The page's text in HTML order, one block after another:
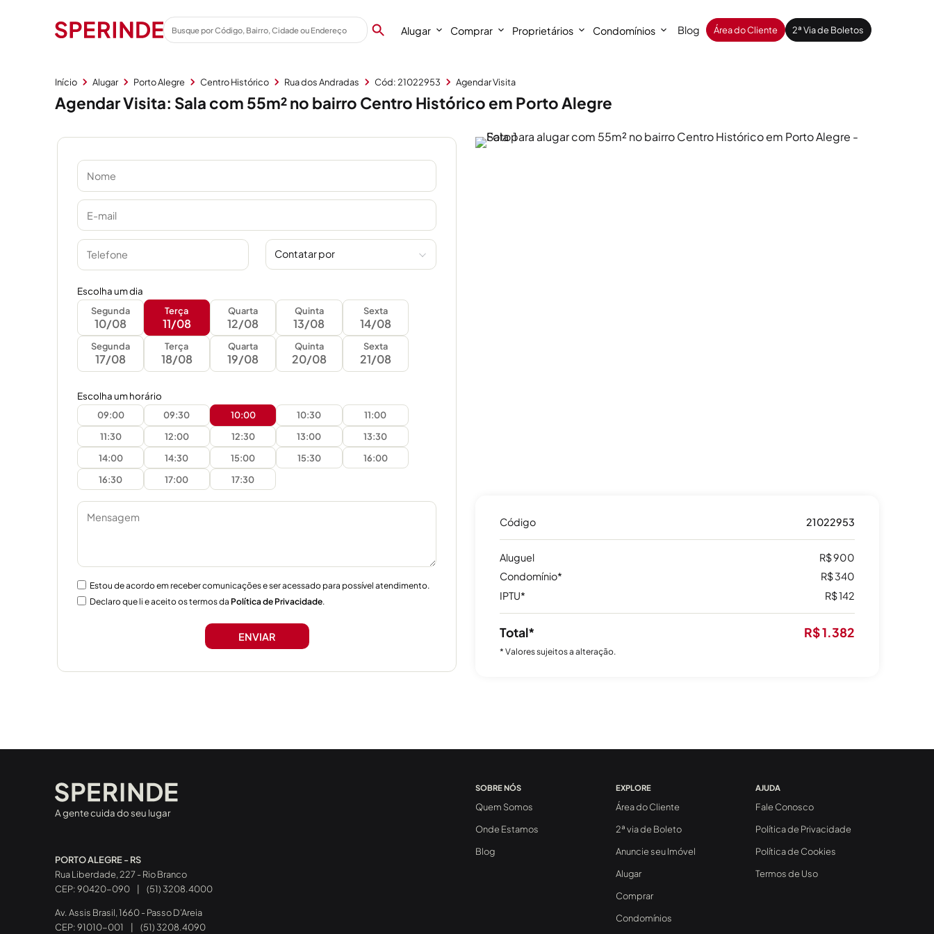
Alugar Comprar Proprietários Condomínios Blog Área do Cliente 2ª Via de Boletos
Início Alugar Porto Alegre Centro Histórico Rua dos Andradas Cód: 21022953 Agendar Visita
Agendar Visita: Sala com 55m² no bairro Centro Histórico em Porto Alegre
Contatar por
Escolha um dia
Segunda
10/08
Terça
11/08
Quarta
12/08
Quinta
13/08
Sexta
14/08
Segunda
17/08
Terça
18/08
Quarta
19/08
Quinta
20/08
Sexta
21/08
Escolha um horário
09:00 09:30 10:00 10:30
11:00
11:30
12:00 12:30 13:00
13:30
14:00
14:30 15:00 15:30
16:00
16:30
17:00 17:30
Estou de acordo em receber comunicações e ser acessado para possível atendimento.
Declaro que li e aceito os termos da Política de Privacidade.
Código 21022953
Aluguel
R$ 900
Condomínio*
R$ 340
IPTU*
R$ 142
Total* R$ 1.382
* Valores sujeitos a alteração.
A gente cuida do seu lugar
PORTO ALEGRE - RS
Rua Liberdade, 227 - Rio Branco
CEP: 90420-090
(51) 3208.4000
Av. Assis Brasil, 1660 - Passo D’Areia
CEP: 91010-001
(51) 3208.4090
SOBRE NÓS
Quem Somos
Onde Estamos
Blog
EXPLORE
Área do Cliente
2ª via de Boleto
Anuncie seu Imóvel
Alugar
Comprar
Condomínios
AJUDA
Fale Conosco
Política de Privacidade
Política de Cookies
Termos de Uso